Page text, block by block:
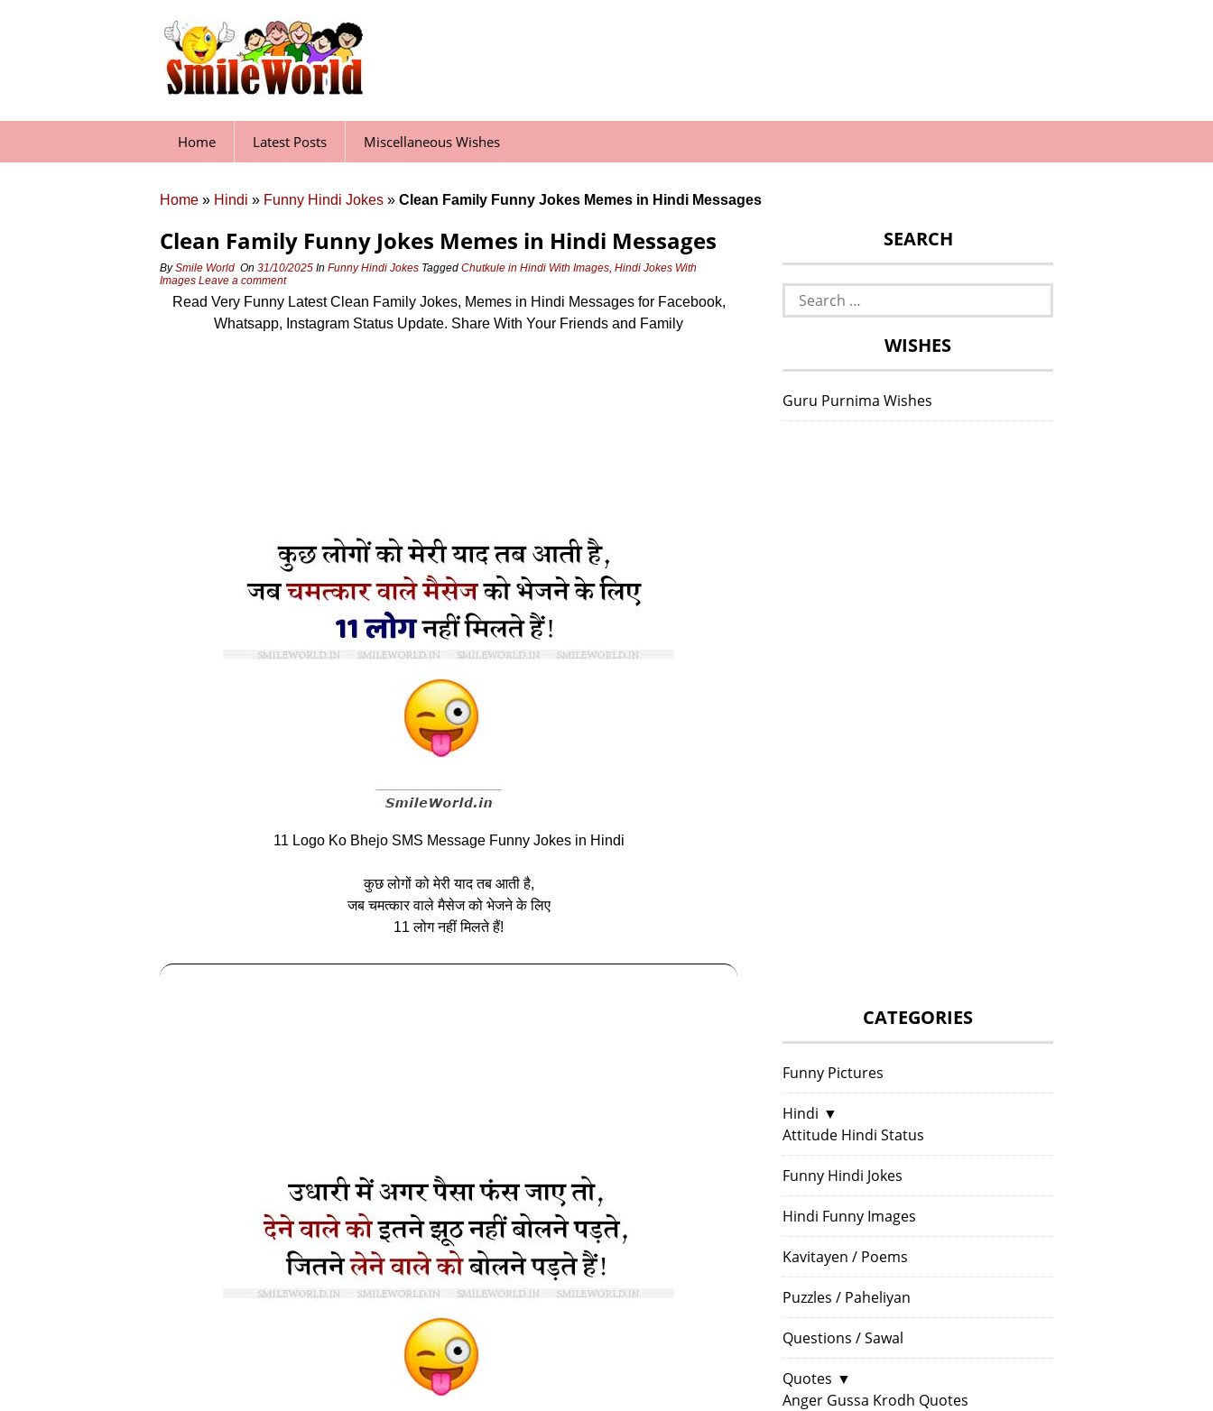
Home Latest Posts Miscellaneous Wishes
Home » Hindi » Funny Hindi Jokes » Clean Family Funny Jokes Memes in Hindi Messages
Clean Family Funny Jokes Memes in Hindi Messages
BySmile World On 31/10/2025 In Funny Hindi Jokes Tagged Chutkule in Hindi With Images, Hindi Jokes With
Images Leave a comment
Read Very Funny Latest Clean Family Jokes, Memes in Hindi Messages for Facebook,
Whatsapp, Instagram Status Update. Share With Your Friends and Family
11 Logo Ko Bhejo SMS Message Funny Jokes in Hindi
कुछ लोगों को मेरी याद तब आती है,
जब चमत्कार वाले मैसेज को भेजने के लिए
11 लोग नहीं मिलते हैं!
SEARCH
Search
for:
WISHES
Guru Purnima Wishes
CATEGORIES
Funny Pictures
Hindi ▼
Attitude Hindi Status
Funny Hindi Jokes
Hindi Funny Images
Kavitayen / Poems
Puzzles / Paheliyan
Questions / Sawal
Quotes ▼
Anger Gussa Krodh Quotes